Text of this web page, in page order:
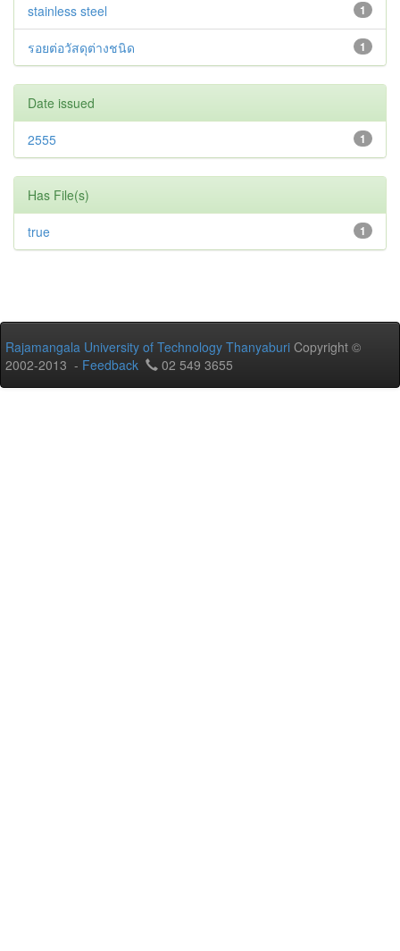
1
stainless steel
1
รอยต่อวัสดุต่างชนิด
Date issued
1
2555
Has File(s)
1
true
Rajamangala University of Technology Thanyaburi Copyright ©
2002-2013 - Feedback 02 549 3655